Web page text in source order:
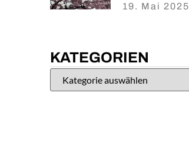
19. Mai 2025
KATEGORIEN